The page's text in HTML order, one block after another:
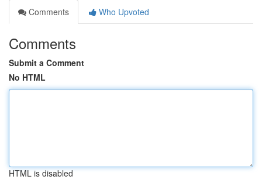
Comments
Who Upvoted
Comments
Submit a Comment
No HTML
HTML is disabled